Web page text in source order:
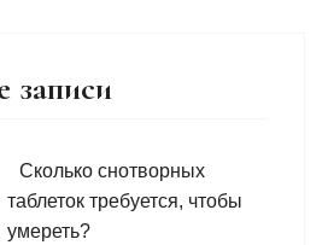
записи
Сколько снотворных
таблеток требуется, чтобы
умереть?